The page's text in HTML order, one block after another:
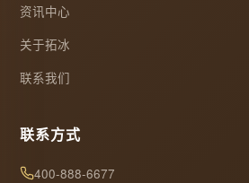
资讯中心
关于拓冰
联系我们
联系方式
400-888-6677